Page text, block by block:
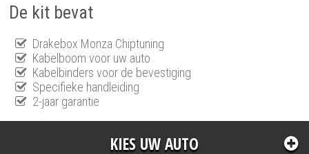
De kit bevat
Drakebox Monza Chiptuning
Kabelboom voor uw auto
Kabelbinders voor de bevestiging
Specifieke handleiding
2-jaar garantie
KIES UW AUTO